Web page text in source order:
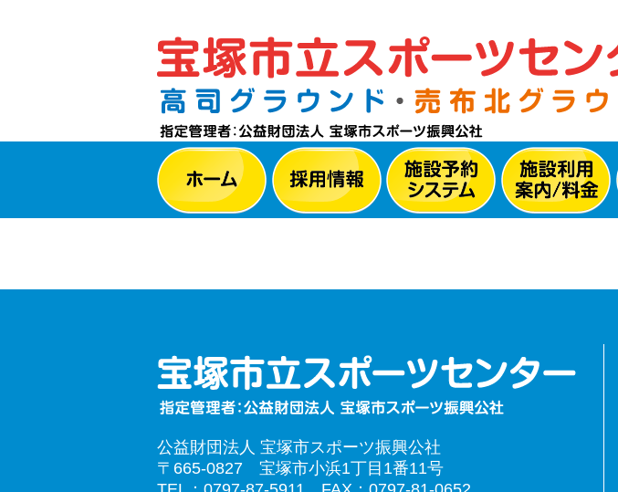
公益財団法人 宝塚市スポーツ振興公社
〒665-0827 宝塚市小浜1丁目1番11号